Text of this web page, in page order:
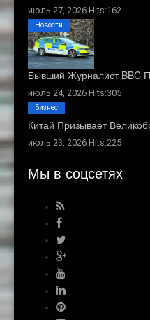
июль 27, 2026 Hits:162
Бывший Журналист BBC
июль 24, 2026 Hits:305
Новости
Китай Призывает
июль 23, 2026 Hits:225
Бизнес
Мы в соцсетях